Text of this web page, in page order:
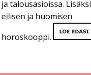
ja talousasioissa. Lisäksi
eilisen ja huomisen
horoskooppi.